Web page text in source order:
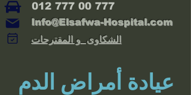
Info@Elsafwa-Hospital.com
012 777 00 777
الشكاوى و المقترحات
عيادة أمراض الدم